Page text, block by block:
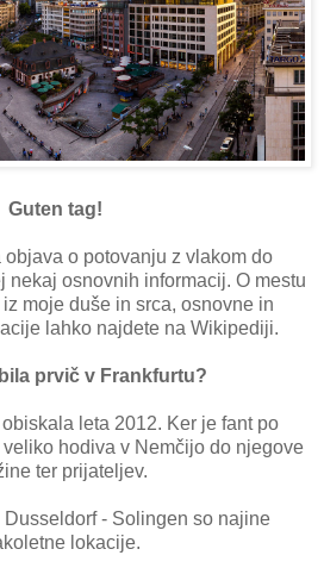
Guten tag!
o potovanju z vlakom do
nekaj osnovnih informacij. O mestu
moje duše in srca, osnovne in
lahko najdete na Wikipediji.
prvič v Frankfurtu?
leta 2012. Ker je fant po
hodiva v Nemčijo do njegove
ter prijateljev.
Dusseldorf - Solingen so najine
lokacije.